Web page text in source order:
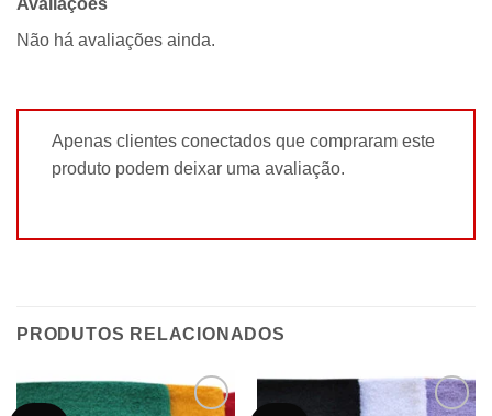
Não há avaliações ainda.
Apenas clientes conectados que compraram este
produto podem deixar uma avaliação.
PRODUTOS RELACIONADOS